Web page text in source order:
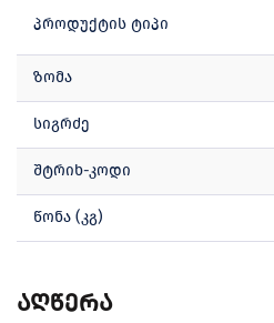
პროდუქტის ტიპი
ზომა
სიგრძე
შტრიხ-კოდი
წონა (კგ)
აღწერა